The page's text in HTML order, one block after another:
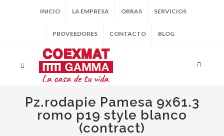
INICIO LA EMPRESA OBRAS SERVICIOS
PROVEEDORES CONTACTO BLOG
Pz.rodapie Pamesa 9x61.3
romo p19 style blanco
(contract)